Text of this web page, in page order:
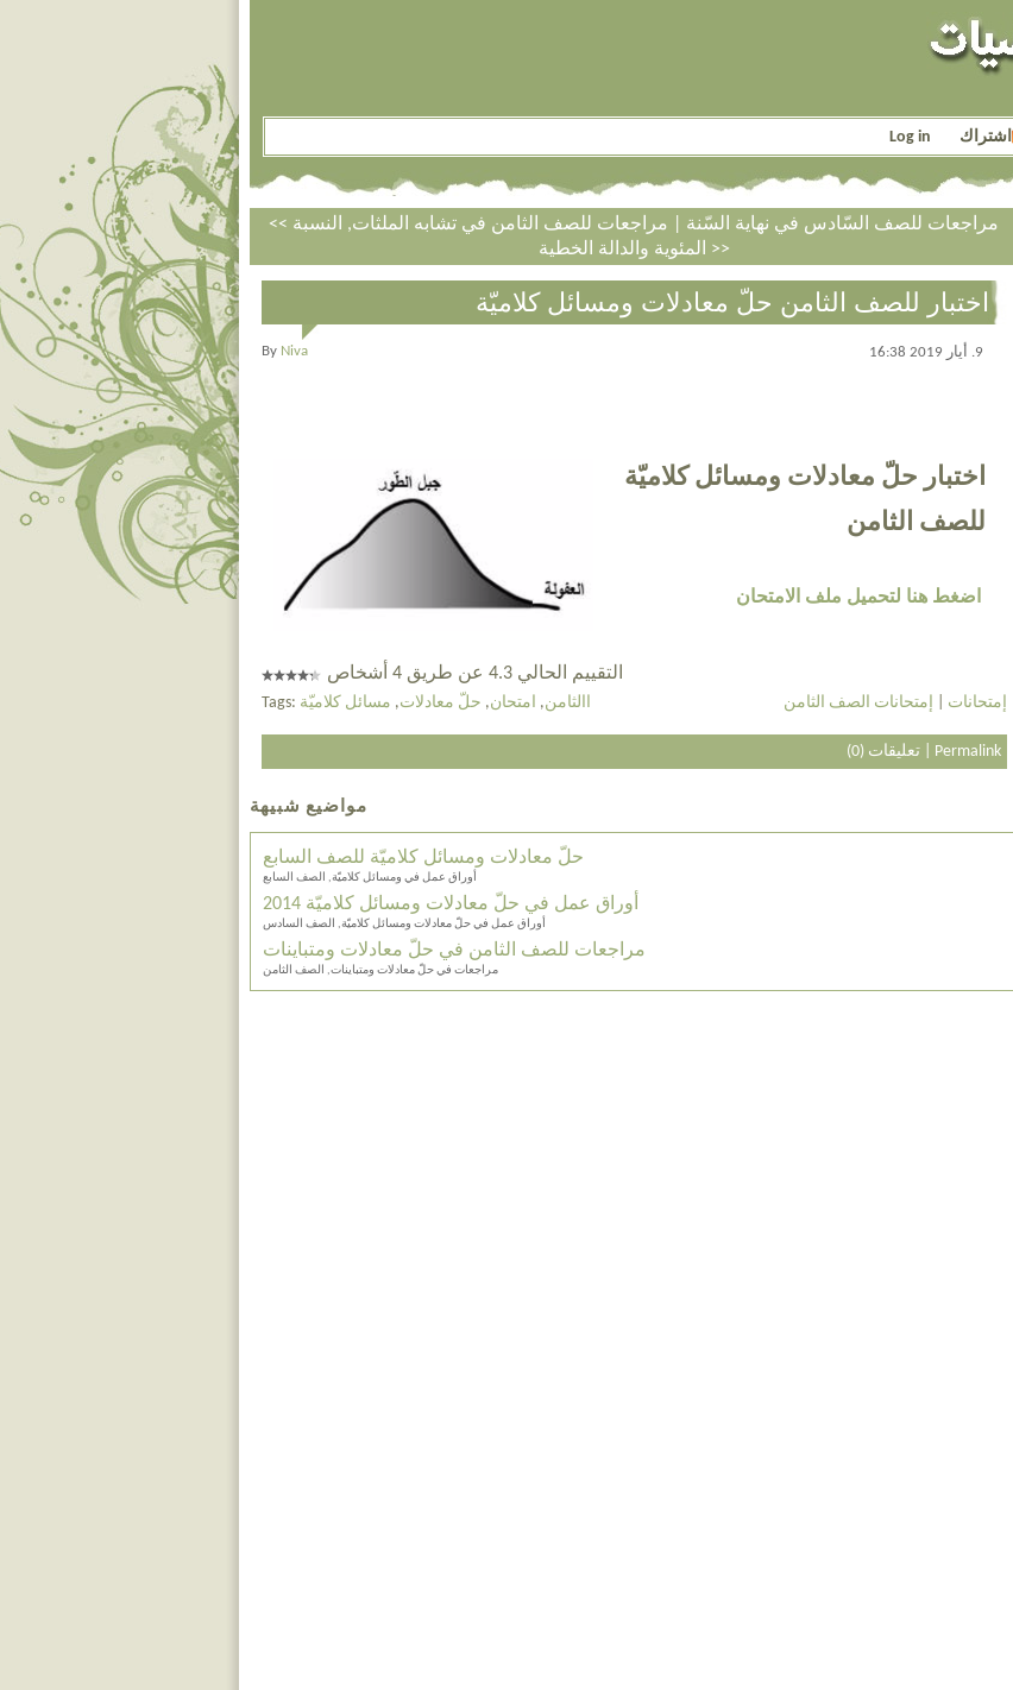
اشتراك Log in
<< مراجعات للصف السّادس في نهاية السّنة
مراجعات للصف الثامن في تشابه الملثات, النسبة
المئوية والدالة الخطية >>
اختبار للصف الثامن حلّ معادلات ومسائل كلاميّة
By Niva 9. أيار 2019 16:38
اختبار حلّ معادلات ومسائل كلاميّة
للصف الثامن
اضغط هنا لتحميل ملف الامتحان
التقييم الحالي 4.3 عن طريق 4 أشخاص
Tags: االثامن, امتحان, حلّ معادلات, مسائل كلاميّة إمتحانات إمتحانات الصف الثامن
Permalink
|تعليقات (0)
مواضيع شبيهة
حلّ معادلات ومسائل كلاميّة للصف السابع
أوراق عمل في ومسائل كلاميّة, الصف السابع
أوراق عمل في حلّ معادلات ومسائل كلاميّة 2014
أوراق عمل في حلّ معادلات ومسائل كلاميّة, الصف السادس
مراجعات للصف الثامن في حلّ معادلات ومتباينات
مراجعات في حلّ معادلات ومتباينات, الصف الثامن